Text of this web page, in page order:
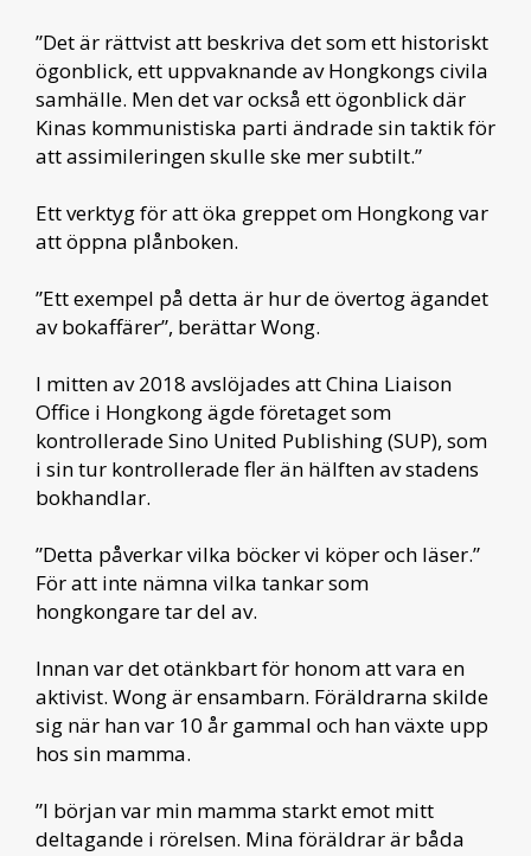
”Det är rättvist att beskriva det som ett historiskt
ögonblick, ett uppvaknande av Hongkongs civila
samhälle. Men det var också ett ögonblick där
Kinas kommunistiska parti ändrade sin taktik för
att assimileringen skulle ske mer subtilt.”
Ett verktyg för att öka greppet om Hongkong var
att öppna plånboken.
”Ett exempel på detta är hur de övertog ägandet
av bokaffärer”, berättar Wong.
I mitten av 2018 avslöjades att China Liaison
Office i Hongkong ägde företaget som
kontrollerade Sino United Publishing (SUP), som
i sin tur kontrollerade fler än hälften av stadens
bokhandlar.
”Detta påverkar vilka böcker vi köper och läser.”
För att inte nämna vilka tankar som
hongkongare tar del av.
Innan var det otänkbart för honom att vara en
aktivist. Wong är ensambarn. Föräldrarna skilde
sig när han var 10 år gammal och han växte upp
hos sin mamma.
”I början var min mamma starkt emot mitt
deltagande i rörelsen. Mina föräldrar är båda